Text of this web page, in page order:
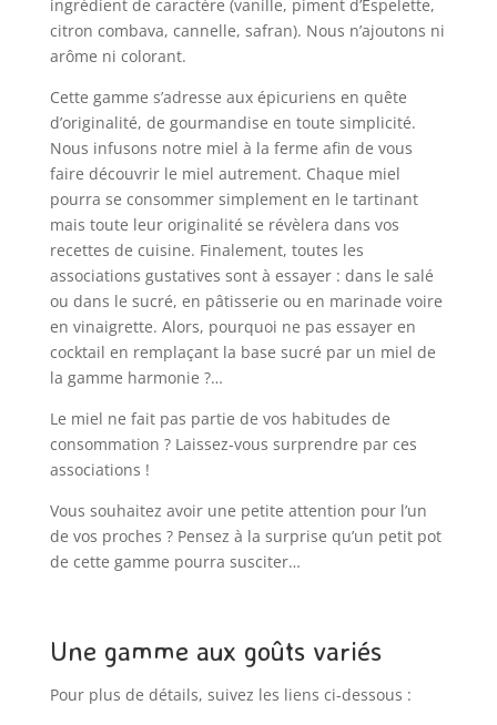
ingrédient de caractère (vanille, piment d’Espelette,
citron combava, cannelle, safran). Nous n’ajoutons ni
arôme ni colorant.
Cette gamme s’adresse aux épicuriens en quête
d’originalité, de gourmandise en toute simplicité.
Nous infusons notre miel à la ferme afin de vous
faire découvrir le miel autrement. Chaque miel
pourra se consommer simplement en le tartinant
mais toute leur originalité se révèlera dans vos
recettes de cuisine. Finalement, toutes les
associations gustatives sont à essayer : dans le salé
ou dans le sucré, en pâtisserie ou en marinade voire
en vinaigrette. Alors, pourquoi ne pas essayer en
cocktail en remplaçant la base sucré par un miel de
la gamme harmonie ?…
Le miel ne fait pas partie de vos habitudes de
consommation ? Laissez-vous surprendre par ces
associations !
Vous souhaitez avoir une petite attention pour l’un
de vos proches ? Pensez à la surprise qu’un petit pot
de cette gamme pourra susciter…
Une gamme aux goûts variés
Pour plus de détails, suivez les liens ci-dessous :